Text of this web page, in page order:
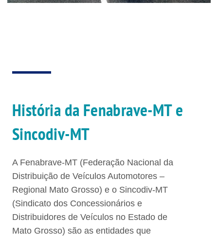
História da Fenabrave-MT e
Sincodiv-MT
A Fenabrave-MT (Federação Nacional da
Distribuição de Veículos Automotores –
Regional Mato Grosso) e o Sincodiv-MT
(Sindicato dos Concessionários e
Distribuidores de Veículos no Estado de
Mato Grosso) são as entidades que